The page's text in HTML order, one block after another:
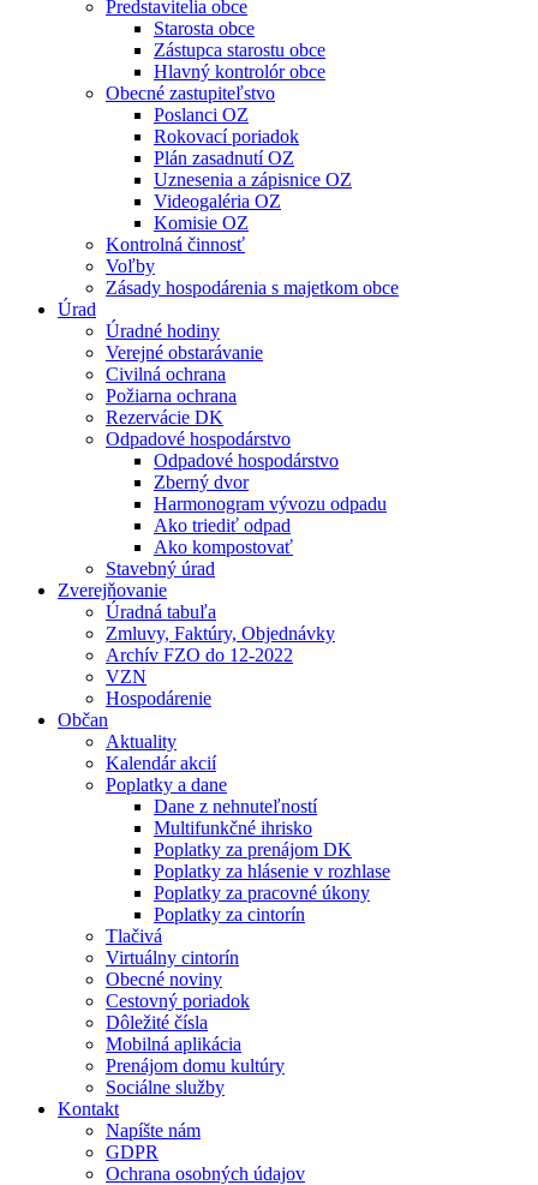
Predstavitelia obce
Starosta obce
Zástupca starostu obce
Hlavný kontrolór obce
Obecné zastupiteľstvo
Poslanci OZ
Rokovací poriadok
Plán zasadnutí OZ
Uznesenia a zápisnice OZ
Videogaléria OZ
Komisie OZ
Kontrolná činnosť
Voľby
Zásady hospodárenia s majetkom obce
Úrad
Úradné hodiny
Verejné obstarávanie
Civilná ochrana
Požiarna ochrana
Rezervácie DK
Odpadové hospodárstvo
Odpadové hospodárstvo
Zberný dvor
Harmonogram vývozu odpadu
Ako triediť odpad
Ako kompostovať
Stavebný úrad
Zverejňovanie
Úradná tabuľa
Zmluvy, Faktúry, Objednávky
Archív FZO do 12-2022
VZN
Hospodárenie
Občan
Aktuality
Kalendár akcií
Poplatky a dane
Dane z nehnuteľností
Multifunkčné ihrisko
Poplatky za prenájom DK
Poplatky za hlásenie v rozhlase
Poplatky za pracovné úkony
Poplatky za cintorín
Tlačivá
Virtuálny cintorín
Obecné noviny
Cestovný poriadok
Dôležité čísla
Mobilná aplikácia
Prenájom domu kultúry
Sociálne služby
Kontakt
Napíšte nám
GDPR
Ochrana osobných údajov